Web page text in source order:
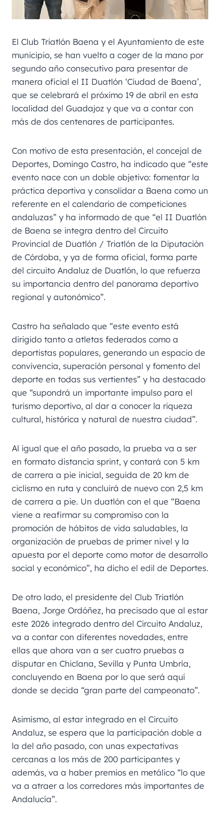
El Club Triatlón Baena y el Ayuntamiento de este
municipio, se han vuelto a coger de la mano por
segundo año consecutivo para presentar de
manera oficial el II Duatlón ‘Ciudad de Baena’,
que se celebrará el próximo 19 de abril en esta
localidad del Guadajoz y que va a contar con
más de dos centenares de participantes.
Con motivo de esta presentación, el concejal de
Deportes, Domingo Castro, ha indicado que “este
evento nace con un doble objetivo: fomentar la
práctica deportiva y consolidar a Baena como un
referente en el calendario de competiciones
andaluzas” y ha informado de que “el II Duatlón
de Baena se integra dentro del Circuito
Provincial de Duatlón / Triatlón de la Diputación
de Córdoba, y ya de forma oficial, forma parte
del circuito Andaluz de Duatlón, lo que refuerza
su importancia dentro del panorama deportivo
regional y autonómico”.
Castro ha señalado que “este evento está
dirigido tanto a atletas federados como a
deportistas populares, generando un espacio de
convivencia, superación personal y fomento del
deporte en todas sus vertientes” y ha destacado
que “supondrá un importante impulso para el
turismo deportivo, al dar a conocer la riqueza
cultural, histórica y natural de nuestra ciudad”.
Al igual que el año pasado, la prueba va a ser
en formato distancia sprint, y contará con 5 km
de carrera a pie inicial, seguida de 20 km de
ciclismo en ruta y concluirá de nuevo con 2,5 km
de carrera a pie. Un duatlón con el que “Baena
viene a reafirmar su compromiso con la
promoción de hábitos de vida saludables, la
organización de pruebas de primer nivel y la
apuesta por el deporte como motor de desarrollo
social y económico”, ha dicho el edil de Deportes.
De otro lado, el presidente del Club Triatlón
Baena, Jorge Ordóñez, ha precisado que al estar
este 2026 integrado dentro del Circuito Andaluz,
va a contar con diferentes novedades, entre
ellas que ahora van a ser cuatro pruebas a
disputar en Chiclana, Sevilla y Punta Umbría,
concluyendo en Baena por lo que será aquí
donde se decida “gran parte del campeonato”.
Asimismo, al estar integrado en el Circuito
Andaluz, se espera que la participación doble a
la del año pasado, con unas expectativas
cercanas a los más de 200 participantes y
además, va a haber premios en metálico “lo que
va a atraer a los corredores más importantes de
Andalucía”.